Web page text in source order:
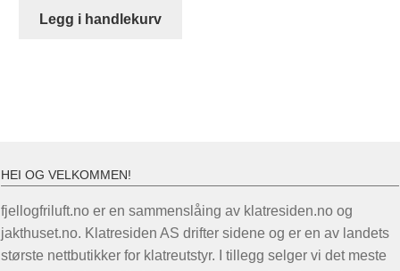
Legg i handlekurv
HEI OG VELKOMMEN!
fjellogfriluft.no er en sammenslåing av klatresiden.no og
jakthuset.no. Klatresiden AS drifter sidene og er en av landets
største nettbutikker for klatreutstyr. I tillegg selger vi det meste